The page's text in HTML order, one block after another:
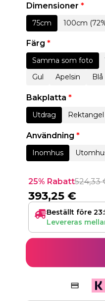
Dimensioner *
75cm 100cm
Färg *
Samma som foto
Gul
Apelsin Blå
Bakplatta *
Utdrag Rektangel
Användning *
Inomhus
25% Rabatt524,33
393,25 €
Beställt före
Levereras